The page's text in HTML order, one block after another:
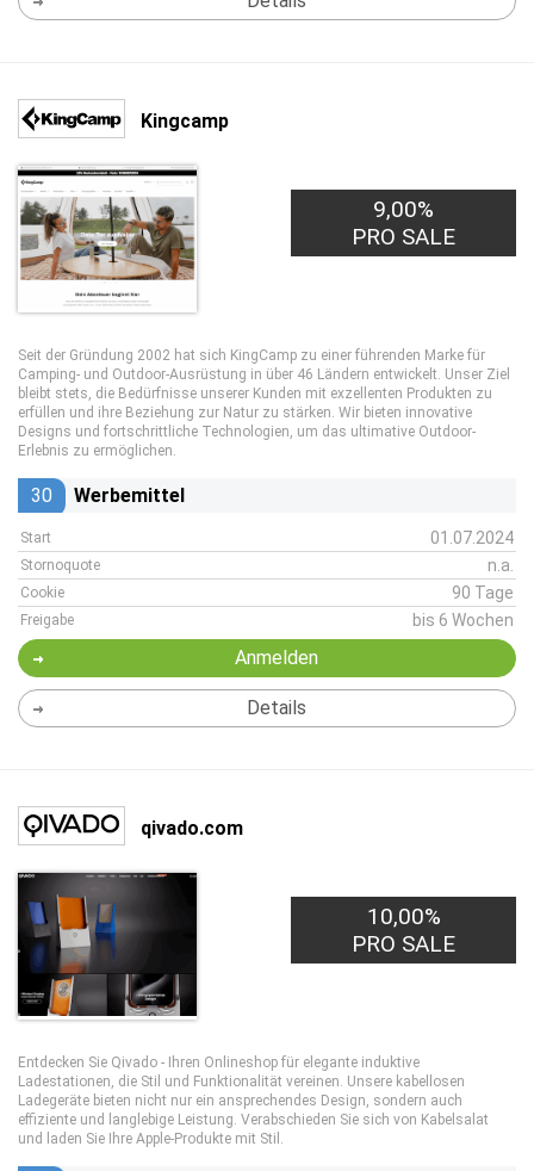
Kingcamp
9,00%
PRO SALE
Seit der Gründung 2002 hat sich KingCamp zu einer führenden Marke für
Camping- und Outdoor-Ausrüstung in über 46 Ländern entwickelt. Unser Ziel
bleibt stets, die Bedürfnisse unserer Kunden mit exzellenten Produkten zu
erfüllen und ihre Beziehung zur Natur zu stärken. Wir bieten innovative
Designs und fortschrittliche Technologien, um das ultimative Outdoor-
Erlebnis zu ermöglichen.
30 Werbemittel
Start 01.07.2024
Stornoquote n.a.
Cookie 90 Tage
Freigabe bis 6 Wochen
Anmelden
Details
qivado.com
10,00%
PRO SALE
Entdecken Sie Qivado - Ihren Onlineshop für elegante induktive
Ladestationen, die Stil und Funktionalität vereinen. Unsere kabellosen
Ladegeräte bieten nicht nur ein ansprechendes Design, sondern auch
effiziente und langlebige Leistung. Verabschieden Sie sich von Kabelsalat
und laden Sie Ihre Apple-Produkte mit Stil.